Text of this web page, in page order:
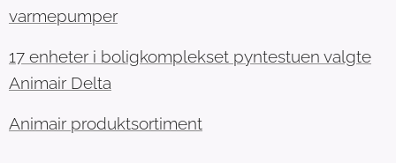
varmepumper
17 enheter i boligkomplekset pyntestuen valgte
Animair Delta
Animair produktsortiment